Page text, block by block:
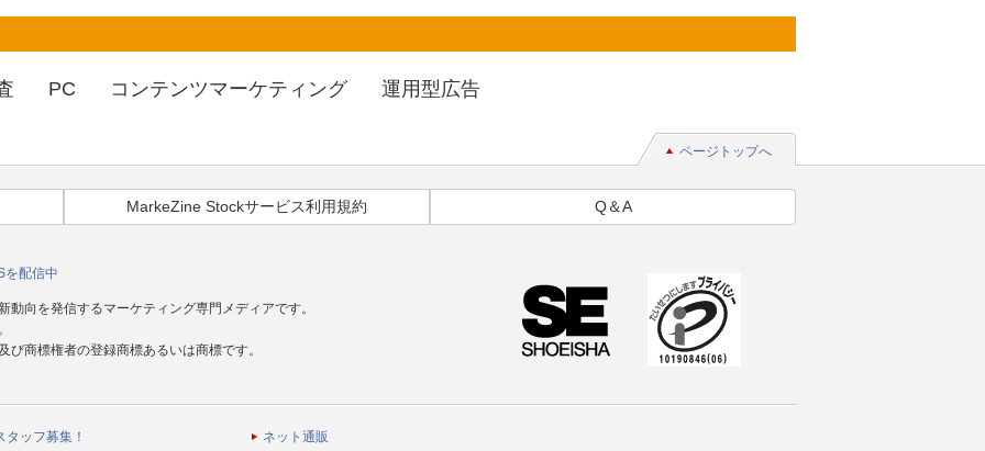
PC コンテンツマーケティング 運用型広告
ページトップへ
MarkeZine Stockサービス利用規約 Q＆A
を配信中
向を発信するマーケティング専門メディアです。
商標権者の登録商標あるいは商標です。
タッフ募集！ ネット通販